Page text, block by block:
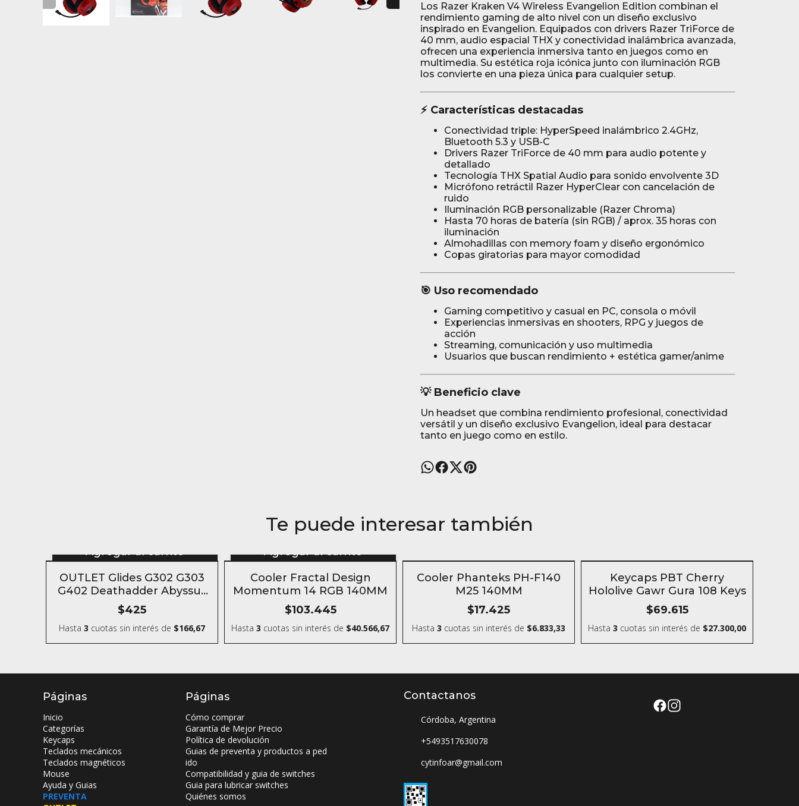
Los Razer Kraken V4 Wireless Evangelion Edition combinan el
rendimiento gaming de alto nivel con un diseño exclusivo
inspirado en Evangelion. Equipados con drivers Razer TriForce de
40 mm, audio espacial THX y conectividad inalámbrica avanzada,
ofrecen una experiencia inmersiva tanto en juegos como en
multimedia. Su estética roja icónica junto con iluminación RGB
los convierte en una pieza única para cualquier setup.
⚡ Características destacadas
Conectividad triple: HyperSpeed inalámbrico 2.4GHz,
Bluetooth 5.3 y USB-C
Drivers Razer TriForce de 40 mm para audio potente y
detallado
Tecnología THX Spatial Audio para sonido envolvente 3D
Micrófono retráctil Razer HyperClear con cancelación de
ruido
Iluminación RGB personalizable (Razer Chroma)
Hasta 70 horas de batería (sin RGB) / aprox. 35 horas con
iluminación
Almohadillas con memory foam y diseño ergonómico
Copas giratorias para mayor comodidad
🎯 Uso recomendado
Gaming competitivo y casual en PC, consola o móvil
Experiencias inmersivas en shooters, RPG y juegos de
acción
Streaming, comunicación y uso multimedia
Usuarios que buscan rendimiento + estética gamer/anime
💡 Beneficio clave
Un headset que combina rendimiento profesional, conectividad
versátil y un diseño exclusivo Evangelion, ideal para destacar
tanto en juego como en estilo.
Te puede interesar también
Agregar al carrito
OUTLET Glides G302 G303
G402 Deathadder Abyssus
2014 Teflón para mouse
$425
Hasta 3 cuotas sin interés de $166,67
Agregar al carrito
Cooler Fractal Design
Momentum 14 RGB 140MM
$103.445
Hasta 3 cuotas sin interés de $40.566,67
SIN STOCK
Cooler Phanteks PH-F140
M25 140MM
$17.425
Hasta 3 cuotas sin interés de $6.833,33
SIN STOCK
Keycaps PBT Cherry
Hololive Gawr Gura 108 Keys
$69.615
Hasta 3 cuotas sin interés de $27.300,00
Páginas
Inicio
Categorías
Keycaps
Teclados mecánicos
Teclados magnéticos
Mouse
Ayuda y Guias
PREVENTA
Páginas
Cómo comprar
Garantía de Mejor Precio
Política de devolución
Guias de preventa y productos a ped
ido
Compatibilidad y guia de switches
Guia para lubricar switches
Quiénes somos
Contactanos
Córdoba, Argentina
+5493517630078
cytinfoar@gmail.com